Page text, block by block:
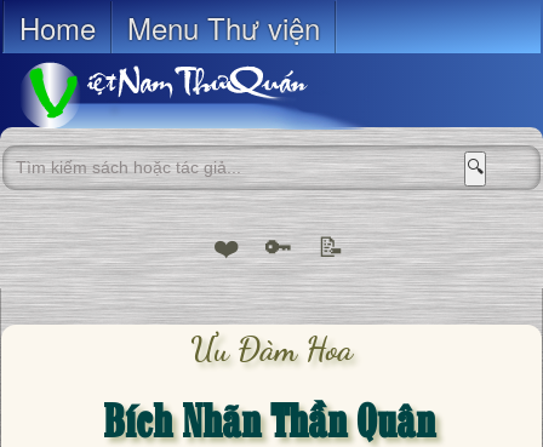
Home Menu Thư viện
🔍
❤️ 🔑 📝
Ưu Đàm Hoa
Bích Nhãn Thần Quân